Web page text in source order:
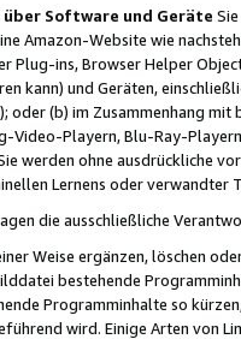
Software und Geräte
Amazon-Website wie
Plug-ins, Browser Helper
kann) und Geräten,
oder (b) im Zusammenhang
Playern, Blu-Ray-
werden ohne ausdrückliche
Lernens oder
die ausschließliche
Weise ergänzen, löschen
bestehende
Programminhalte so
wird. Einige Arten von